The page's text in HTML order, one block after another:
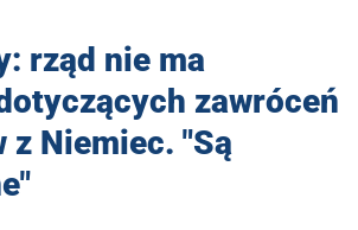
rząd nie ma
zawróceń
z Niemiec. "Są